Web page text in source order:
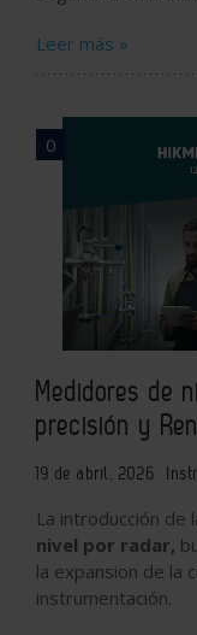
Leer más »
0
Medidores de
precisión y
19 de abril, 2026
La introducción de
nivel por radar,
la expansion de la
instrumentación.